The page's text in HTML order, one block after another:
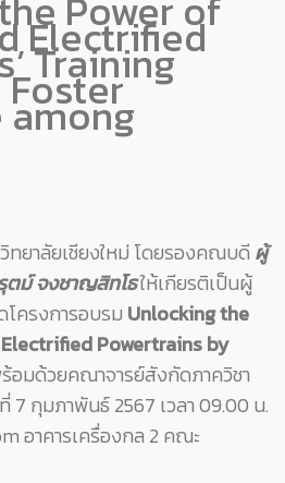
Electrified
Training
Foster
among
ยาลัยเชียงใหม่ โดยรองคณบดี ผู้
ตม์ จงชาญสิทโธให้เกียรติเป็นผู้
โครงการอบรม Unlocking the
Powertrains by
อมด้วยคณาจารย์สังกัดภาควิชา
7 กุมภาพันธ์ 2567 เวลา 09.00 น.
อาคารเครื่องกล 2 คณะ